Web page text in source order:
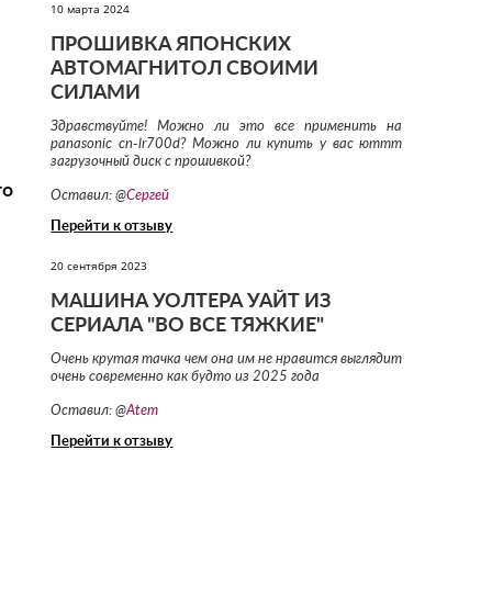
10 марта 2024
ПРОШИВКА ЯПОНСКИХ
АВТОМАГНИТОЛ СВОИМИ
СИЛАМИ
Здравствуйте! Можно ли это все применить на
panasonic cn-lr700d? Можно ли купить у вас юттт
загрузочный диск с прошивкой?
Оставил: @Сергей
Перейти к отзыву
20 сентября 2023
МАШИНА УОЛТЕРА УАЙТ ИЗ
СЕРИАЛА "ВО ВСЕ ТЯЖКИЕ"
Очень крутая тачка чем она им не нравится выглядит
очень современно как будто из 2025 года
Оставил: @Atem
Перейти к отзыву